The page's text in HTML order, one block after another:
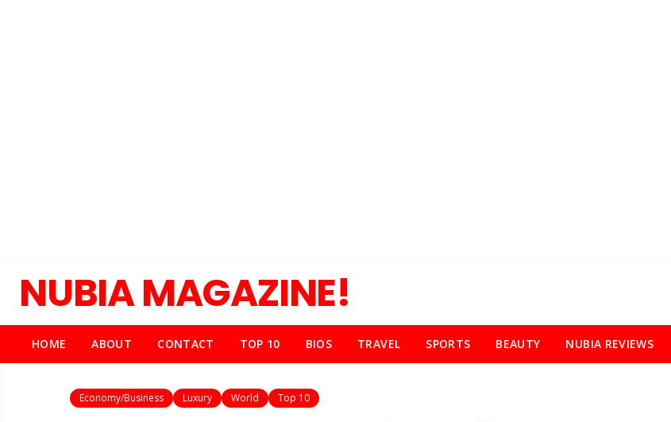
NUBIA MAGAZINE!
HOME ABOUT CONTACT TOP 10 BIOS TRAVEL SPORTS BEAUTY NUBIA REVIEWS
Economy/Business Luxury World Top 10